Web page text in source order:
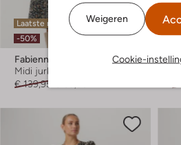
Weigeren
Cookie-
Laatste maten
-50%
Fabienne Chapot
Midi jurk
€ 139,95
-